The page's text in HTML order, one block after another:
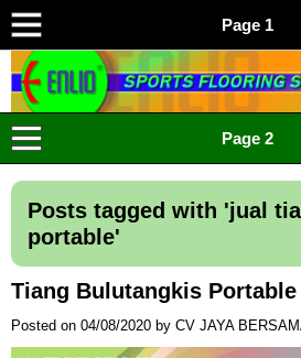
Page 1
ENLIO INDONESIA
Menyediakan Karpet Lapangan
Page 2
Posts tagged with 'jual
portable'
Tiang Bulutangkis Portable
Posted on 04/08/2020 by CV JAYA